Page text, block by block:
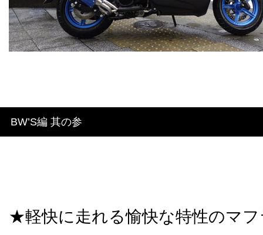
BW’S編 其の参
★軽快に走れる愉快な特性のマ